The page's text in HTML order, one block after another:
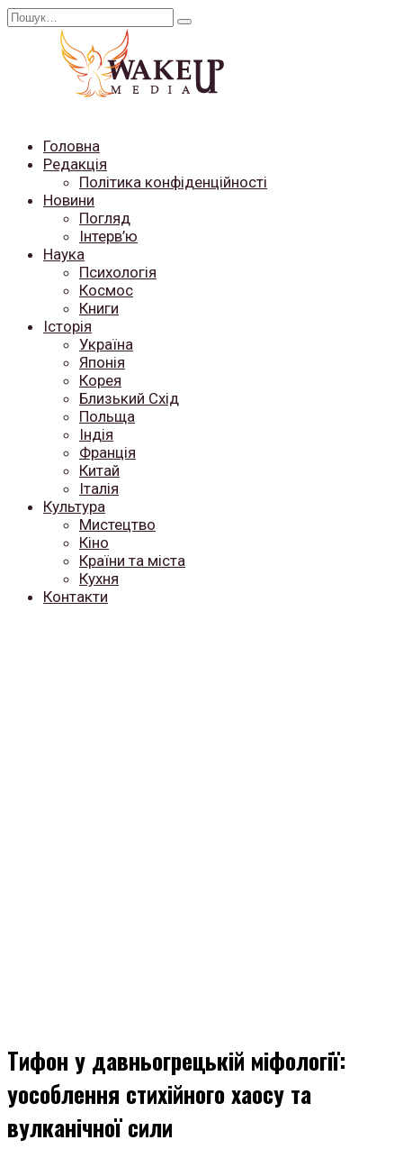
Перейти
Search
Головна
Редакція
Політика конфіденційності
Новини
Погляд
Інтерв’ю
Наука
Психологія
Космос
Книги
Історія
Україна
Японія
Корея
Близький Схід
Польща
Індія
Франція
Китай
Італія
Культура
Мистецтво
Кіно
Країни та міста
Кухня
Контакти
Тифон у давньогрецькій міфології:
уособлення стихійного хаосу та
вулканічної сили